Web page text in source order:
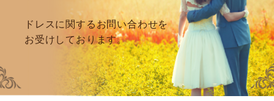
ドレスに関するお問い合わせを
お受けしております。